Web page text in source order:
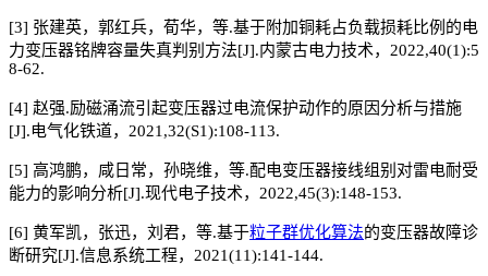
[3] 张建英，郭红兵，荀华，等.基于附加铜耗占负载损耗比例的电
力变压器铭牌容量失真判别方法[J].内蒙古电力技术，2022,40(1):5
8-62.
[4] 赵强.励磁涌流引起变压器过电流保护动作的原因分析与措施
[J].电气化铁道，2021,32(S1):108-113.
[5] 高鸿鹏，咸日常，孙晓维，等.配电变压器接线组别对雷电耐受
能力的影响分析[J].现代电子技术，2022,45(3):148-153.
[6] 黄军凯，张迅，刘君，等.基于粒子群优化算法的变压器故障诊
断研究[J].信息系统工程，2021(11):141-144.